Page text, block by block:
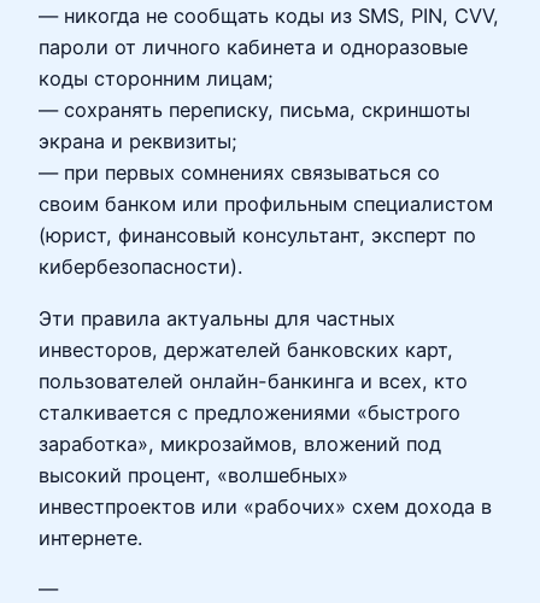
— никогда не сообщать коды из SMS, PIN, CVV,
пароли от личного кабинета и одноразовые
коды сторонним лицам;
— сохранять переписку, письма, скриншоты
экрана и реквизиты;
— при первых сомнениях связываться со
своим банком или профильным специалистом
(юрист, финансовый консультант, эксперт по
кибербезопасности).
Эти правила актуальны для частных
инвесторов, держателей банковских карт,
пользователей онлайн-банкинга и всех, кто
сталкивается с предложениями «быстрого
заработка», микрозаймов, вложений под
высокий процент, «волшебных»
инвестпроектов или «рабочих» схем дохода в
интернете.
—